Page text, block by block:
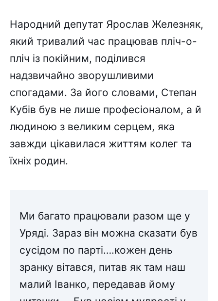
Народний депутат Ярослав Железняк,
який тривалий час працював пліч-о-
пліч із покійним, поділився
надзвичайно зворушливими
спогадами. За його словами, Степан
Кубів був не лише професіоналом, а й
людиною з великим серцем, яка
завжди цікавилася життям колег та
їхніх родин.
Ми багато працювали разом ще у
Уряді. Зараз він можна сказати був
сусідом по парті….кожен день
зранку вітався, питав як там наш
малий Іванко, передавав йому